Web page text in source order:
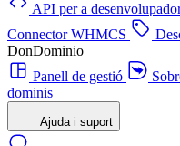
API per a
Connector WHMCS
DonDominio
Panell de gestió
dominis
Ajuda i suport